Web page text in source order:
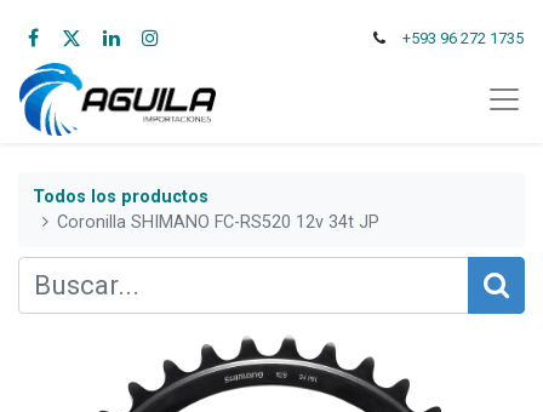
+593 96 272 1735
Todos los productos
Coronilla SHIMANO FC-RS520 12v 34t JP